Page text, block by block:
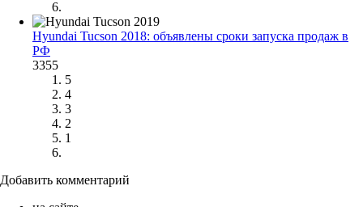
Hyundai Tucson 2018: объявлены сроки запуска продаж в
РФ
3355
5
4
3
2
1
Добавить комментарий